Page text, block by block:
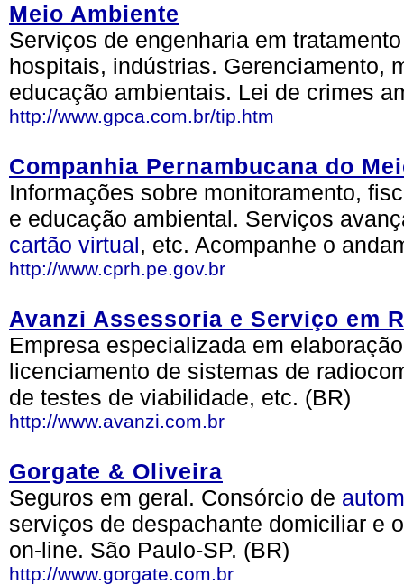
Meio Ambiente
Serviços de engenharia em
hospitais, indústrias. Gerenciamento,
educação ambientais. Lei de crimes
http://www.gpca.com.br/tip.htm
Companhia Pernambucana do
Informações sobre monitoramento,
e educação ambiental. Serviços
cartão virtual, etc. Acompanhe o
http://www.cprh.pe.gov.br
Avanzi Assessoria e Serviço em
Empresa especializada em
licenciamento de sistemas de
de testes de viabilidade, etc. (BR)
http://www.avanzi.com.br
Gorgate & Oliveira
Seguros em geral. Consórcio de
serviços de despachante domiciliar e
on-line. São Paulo-SP. (BR)
http://www.gorgate.com.br